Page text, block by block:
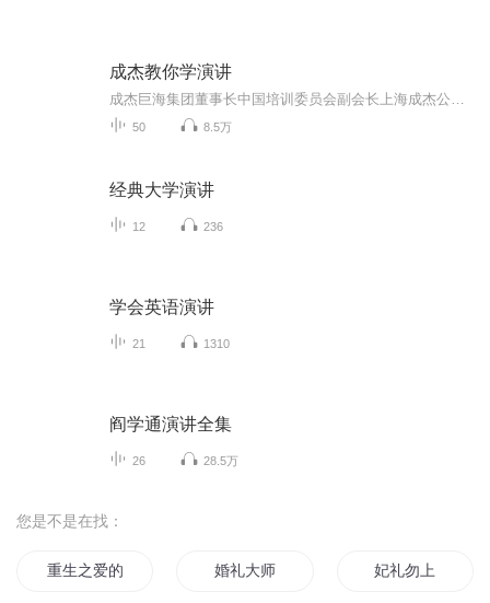
成杰教你学演讲
50 8.5万
经典大学演讲
12 236
学会英语演讲
21 1310
阎学通演讲全集
26 28.5万
您是不是在找：
重生之爱的礼物 婚礼大师 妃礼勿上